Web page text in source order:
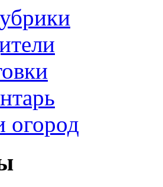
огород